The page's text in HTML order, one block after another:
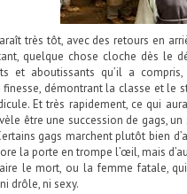
très tôt, avec des retours en
quelque chose cloche dès le
et aboutissants qu’il a
démontrant la classe et le
Et très rapidement, ce qui
être une succession de gags,
gags marchent plutôt bien
la porte en trompe l’œil, mais
le mort, ou la femme fatale,
drôle, ni sexy.